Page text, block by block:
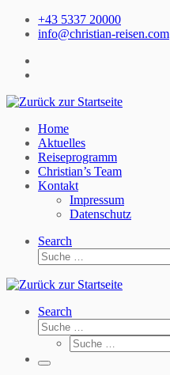
Zum
Inhalt
+43 5337 20000
info@christian-reisen.com
Home
Aktuelles
Reiseprogramm
Christian’s Team
Kontakt
Impressum
Datenschutz
Search
Suche
Search
Suche
Suche
Menü